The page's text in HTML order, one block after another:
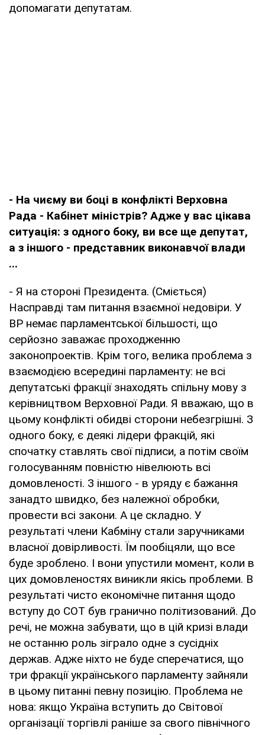
допомагати депутатам.
- На чиєму ви боці в конфлікті Верховна
Рада - Кабінет міністрів? Адже у вас цікава
ситуація: з одного боку, ви все ще депутат,
а з іншого - представник виконавчої влади
...
- Я на стороні Президента. (Сміється)
Насправді там питання взаємної недовіри. У
ВР немає парламентської більшості, що
серйозно заважає проходженню
законопроектів. Крім того, велика проблема з
взаємодією всередині парламенту: не всі
депутатські фракції знаходять спільну мову з
керівництвом Верховної Ради. Я вважаю, що в
цьому конфлікті обидві сторони небезгрішні. З
одного боку, є деякі лідери фракцій, які
спочатку ставлять свої підписи, а потім своїм
голосуванням повністю нівелюють всі
домовленості. З іншого - в уряду є бажання
занадто швидко, без належної обробки,
провести всі закони. А це складно. У
результаті члени Кабміну стали заручниками
власної довірливості. Їм пообіцяли, що все
буде зроблено. І вони упустили момент, коли в
цих домовленостях виникли якісь проблеми. В
результаті чисто економічне питання щодо
вступу до СОТ був гранично політизований. До
речі, не можна забувати, що в цій кризі влади
не останню роль зіграло одне з сусідніх
держав. Адже ніхто не буде сперечатися, що
три фракції українського парламенту зайняли
в цьому питанні певну позицію. Проблема не
нова: якщо Україна вступить до Світової
організації торгівлі раніше за свого північного